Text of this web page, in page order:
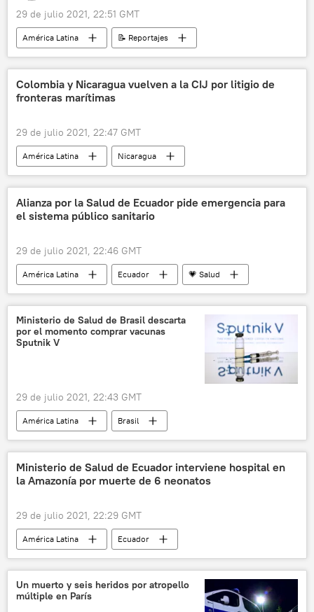
29 de julio 2021, 22:51 GMT
América Latina
📝 Reportajes
Bolivia
Día Mundial contra la Trata de Personas
feminismo
feminicidios
Colombia y Nicaragua vuelven a la CIJ por litigio de
fronteras marítimas
29 de julio 2021, 22:47 GMT
América Latina
Nicaragua
Colombia
Centroamérica
Alianza por la Salud de Ecuador pide emergencia para
el sistema público sanitario
29 de julio 2021, 22:46 GMT
América Latina Ecuador 💗 Salud
Ministerio de Salud de Brasil descarta
por el momento comprar vacunas
Sputnik V
29 de julio 2021, 22:43 GMT
América Latina
Brasil
Sputnik V (vacuna)
Ministerio de Salud de Ecuador interviene hospital en
la Amazonía por muerte de 6 neonatos
29 de julio 2021, 22:29 GMT
América Latina Ecuador
Un muerto y seis heridos por atropello
múltiple en París